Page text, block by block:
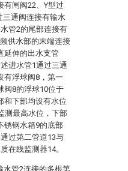
有闸阀22、Y型过
三通阀连接有输水
管2的尾部连接有
供水部的末端连接
延伸的出水支管
进水管1通过三通
有浮球阀8，第一
阀8的浮球10位于
和下部均设有水位
测最高水位，下部
锈钢水箱9的底部
过第二管道13与
在线监测器14。
水管2连接的多根第